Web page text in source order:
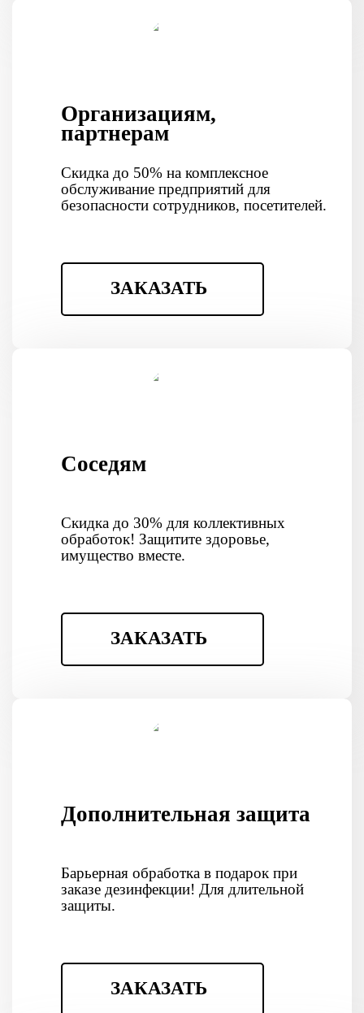
Организациям,
партнерам
Скидка до 50% на комплексное
обслуживание предприятий для
безопасности сотрудников, посетителей.
ЗАКАЗАТЬ
Соседям
Скидка до 30% для коллективных
обработок! Защитите здоровье,
имущество вместе.
ЗАКАЗАТЬ
Дополнительная защита
Барьерная обработка в подарок при
заказе дезинфекции! Для длительной
защиты.
ЗАКАЗАТЬ